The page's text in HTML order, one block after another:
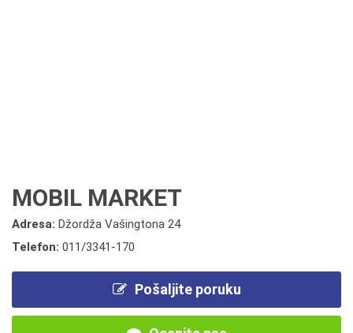
MOBIL MARKET
Adresa: Džordža Vašingtona 24
Telefon: 011/3341-170
Pošaljite poruku